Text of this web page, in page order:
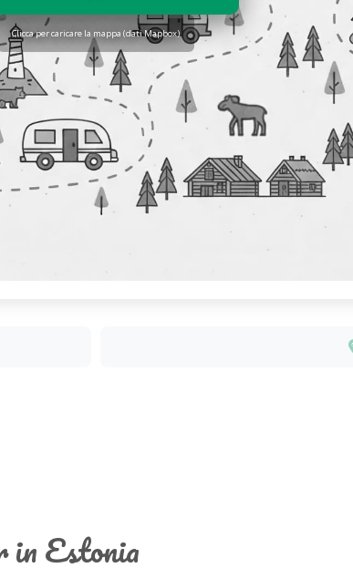
Clicca per caricare la mappa (dati Mapbox)
in Estonia